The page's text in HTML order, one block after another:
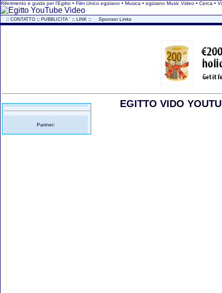
Riferimento e guida per l'Egitto • Film Unico egiziano • Musica • egiziano Music Video • Cerca •
:: CONTATTO :: PUBBLICITA ' :: LINK :: Sponsor Links
Partner:
EGITTO VIDO